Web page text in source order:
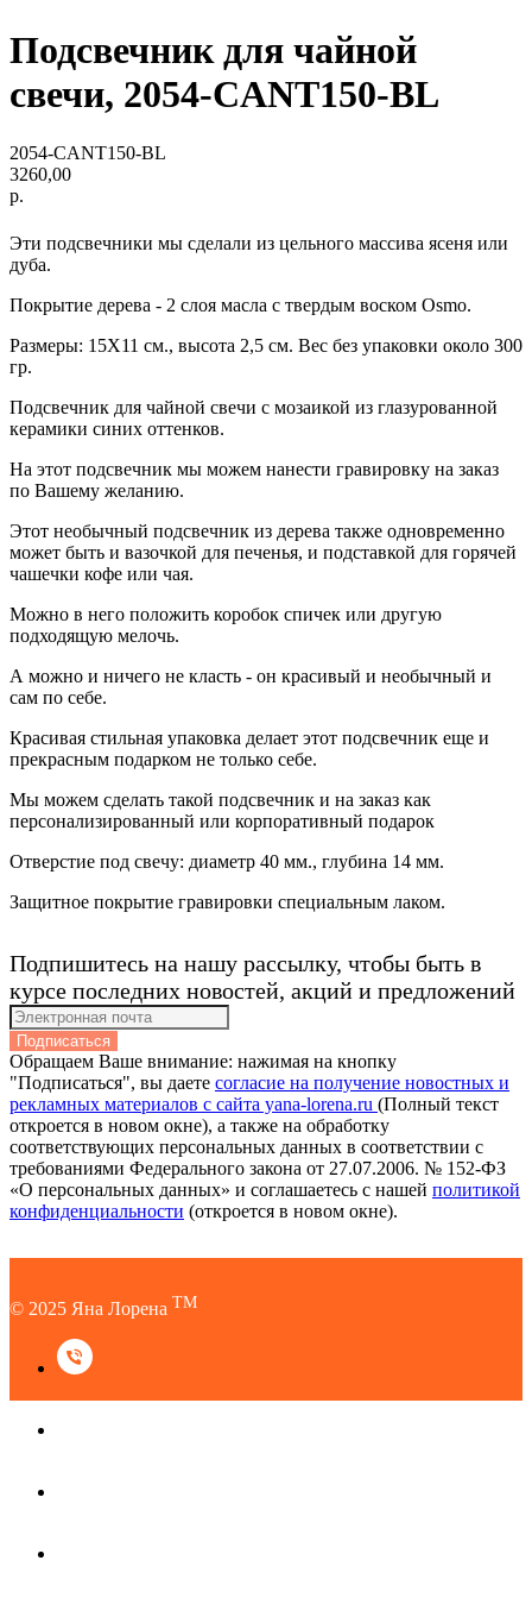
Подсвечник для чайной
свечи, 2054-CANT150-BL
2054-CANT150-BL
3260,00
р.
Эти подсвечники мы сделали из цельного массива ясеня или
дуба.
Покрытие дерева - 2 слоя масла с твердым воском Osmo.
Размеры: 15Х11 см., высота 2,5 см. Вес без упаковки около 300
гр.
Подсвечник для чайной свечи с мозаикой из глазурованной
керамики синих оттенков.
На этот подсвечник мы можем нанести гравировку на заказ
по Вашему желанию.
Этот необычный подсвечник из дерева также одновременно
может быть и вазочкой для печенья, и подставкой для горячей
чашечки кофе или чая.
Можно в него положить коробок спичек или другую
подходящую мелочь.
А можно и ничего не класть - он красивый и необычный и
сам по себе.
Красивая стильная упаковка делает этот подсвечник еще и
прекрасным подарком не только себе.
Мы можем сделать такой подсвечник и на заказ как
персонализированный или корпоративный подарок
Отверстие под свечу: диаметр 40 мм., глубина 14 мм.
Защитное покрытие гравировки специальным лаком.
Подпишитесь на нашу рассылку, чтобы быть в
курсе последних новостей, акций и предложений
Подписаться
Обращаем Ваше внимание: нажимая на кнопку
"Подписаться", вы даете согласие на получение новостных и
рекламных материалов с сайта yana-lorena.ru (Полный текст
откроется в новом окне), а также на обработку
соответствующих персональных данных в соответствии с
требованиями Федерального закона от 27.07.2006. № 152-ФЗ
«О персональных данных» и соглашаетесь c нашей политикой
конфиденциальности (откроется в новом окне).
© 2025 Яна Лорена TM